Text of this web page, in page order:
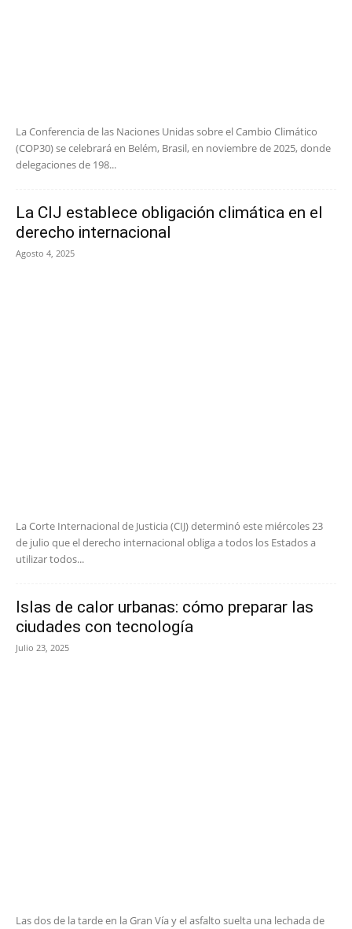
La Conferencia de las Naciones Unidas sobre el Cambio Climático
(COP30) se celebrará en Belém, Brasil, en noviembre de 2025, donde
delegaciones de 198...
La CIJ establece obligación climática en el
derecho internacional
Agosto 4, 2025
La Corte Internacional de Justicia (CIJ) determinó este miércoles 23
de julio que el derecho internacional obliga a todos los Estados a
utilizar todos...
Islas de calor urbanas: cómo preparar las
ciudades con tecnología
Julio 23, 2025
Las dos de la tarde en la Gran Vía y el asfalto suelta una lechada de